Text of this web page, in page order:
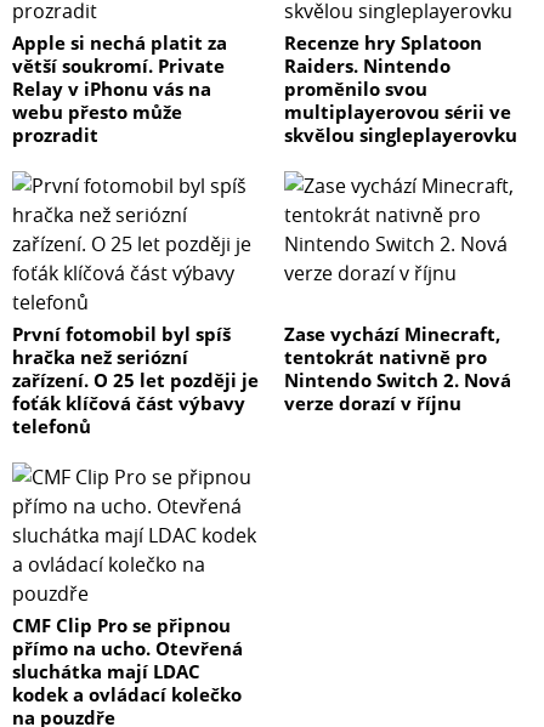
Apple si nechá platit za
větší soukromí. Private
Relay v iPhonu vás na
webu přesto může
prozradit
Recenze hry Splatoon
Raiders. Nintendo
proměnilo svou
multiplayerovou sérii ve
skvělou singleplayerovku
První fotomobil byl spíš
hračka než seriózní
zařízení. O 25 let později je
foťák klíčová část výbavy
telefonů
Zase vychází Minecraft,
tentokrát nativně pro
Nintendo Switch 2. Nová
verze dorazí v říjnu
CMF Clip Pro se připnou
přímo na ucho. Otevřená
sluchátka mají LDAC
kodek a ovládací kolečko
na pouzdře